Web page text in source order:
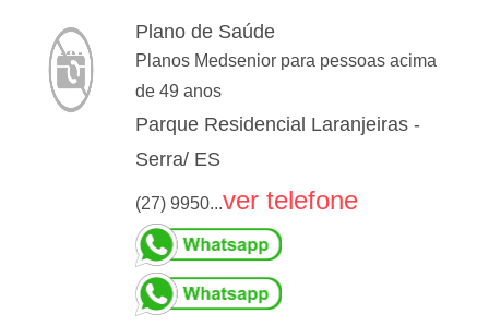
Plano de Saúde
Planos Medsenior para pessoas acima
de 49 anos
Parque Residencial Laranjeiras -
Serra/ ES
(27) 9950...ver telefone